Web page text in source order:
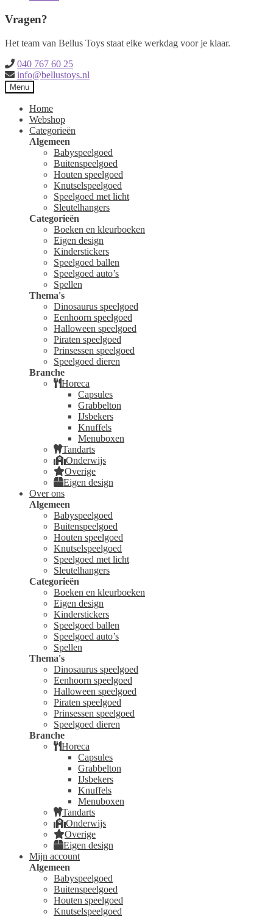
Vragen?
Het team van Bellus Toys staat elke werkdag voor je klaar.
040 767 60 25
info@bellustoys.nl
Menu
Home
Webshop
Categorieën
Algemeen
Babyspeelgoed
Buitenspeelgoed
Houten speelgoed
Knutselspeelgoed
Speelgoed met licht
Sleutelhangers
Categorieën
Boeken en kleurboeken
Eigen design
Kinderstickers
Speelgoed ballen
Speelgoed auto’s
Spellen
Thema's
Dinosaurus speelgoed
Eenhoorn speelgoed
Halloween speelgoed
Piraten speelgoed
Prinsessen speelgoed
Speelgoed dieren
Branche
Horeca
Capsules
Grabbelton
IJsbekers
Knuffels
Menuboxen
Tandarts
Onderwijs
Overige
Eigen design
Over ons
Algemeen
Babyspeelgoed
Buitenspeelgoed
Houten speelgoed
Knutselspeelgoed
Speelgoed met licht
Sleutelhangers
Categorieën
Boeken en kleurboeken
Eigen design
Kinderstickers
Speelgoed ballen
Speelgoed auto’s
Spellen
Thema's
Dinosaurus speelgoed
Eenhoorn speelgoed
Halloween speelgoed
Piraten speelgoed
Prinsessen speelgoed
Speelgoed dieren
Branche
Horeca
Capsules
Grabbelton
IJsbekers
Knuffels
Menuboxen
Tandarts
Onderwijs
Overige
Eigen design
Mijn account
Algemeen
Babyspeelgoed
Buitenspeelgoed
Houten speelgoed
Knutselspeelgoed